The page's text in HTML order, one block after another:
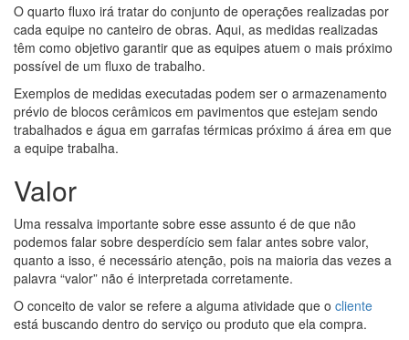
O quarto fluxo irá tratar do conjunto de operações realizadas por
cada equipe no canteiro de obras. Aqui, as medidas realizadas
têm como objetivo garantir que as equipes atuem o mais próximo
possível de um fluxo de trabalho.
Exemplos de medidas executadas podem ser o armazenamento
prévio de blocos cerâmicos em pavimentos que estejam sendo
trabalhados e água em garrafas térmicas próximo á área em que
a equipe trabalha.
Valor
Uma ressalva importante sobre esse assunto é de que não
podemos falar sobre desperdício sem falar antes sobre valor,
quanto a isso, é necessário atenção, pois na maioria das vezes a
palavra “valor” não é interpretada corretamente.
O conceito de valor se refere a alguma atividade que o cliente
está buscando dentro do serviço ou produto que ela compra.